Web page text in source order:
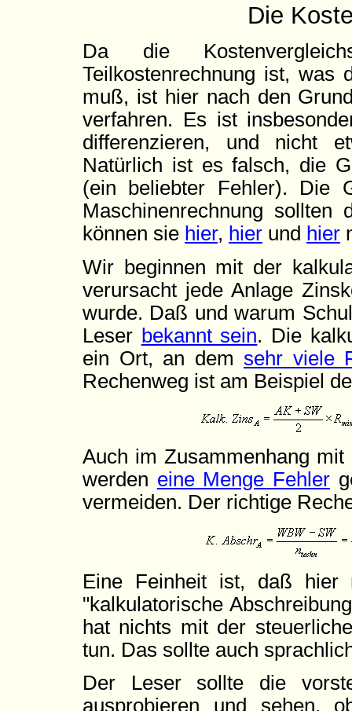
Die
Da die
Teilkostenrechnung ist, was
muß, ist hier nach den
verfahren. Es ist
differenzieren, und nicht
Natürlich ist es falsch, die
(ein beliebter Fehler). Die
Maschinenrechnung
können sie hier, hier und hier
Wir beginnen mit der
verursacht jede Anlage
wurde. Daß und warum
Leser bekannt sein. Die
ein Ort, an dem sehr viele
Rechenweg ist am Beispiel
Auch im Zusammenhang
werden eine Menge Fehler
vermeiden. Der richtige
Eine Feinheit ist, daß hier
"kalkulatorische
hat nichts mit der
tun. Das sollte auch
Der Leser sollte die
ausprobieren und sehen,